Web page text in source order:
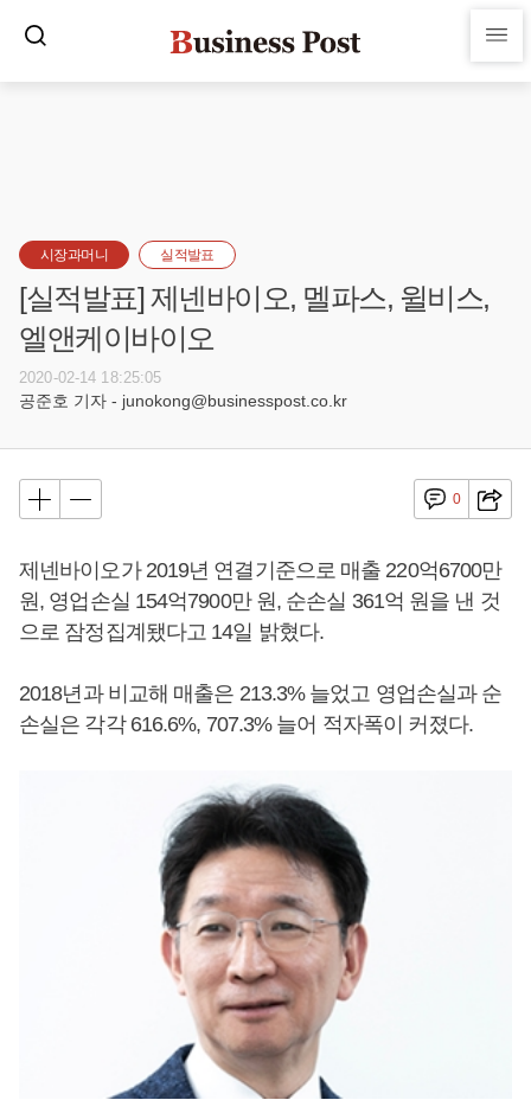
시장과머니 실적발표
[실적발표] 제넨바이오, 멜파스, 윌비스,
엘앤케이바이오
2020-02-14 18:25:05
공준호 기자 - junokong@businesspost.co.kr
0
제넨바이오가 2019년 연결기준으로 매출 220억6700만
원, 영업손실 154억7900만 원, 순손실 361억 원을 낸 것
으로 잠정집계됐다고 14일 밝혔다.
2018년과 비교해 매출은 213.3% 늘었고 영업손실과 순
손실은 각각 616.6%, 707.3% 늘어 적자폭이 커졌다.